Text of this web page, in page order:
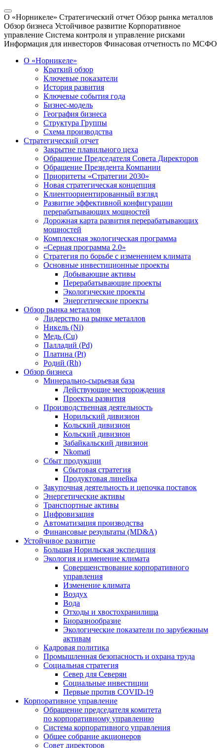
О «Норникеле» Стратегический отчет Обзор рынка металлов
Обзор бизнеса Устойчивое развитие Корпоративное
управление Система контроля и управление рисками
Информация для инвесторов Финасовая отчетность по МСФО
О «Норникеле»
Краткий обзор
Ключевые показатели
История развития
Ключевые события года
Бизнес-модель
География бизнеса
Структура Группы
Схема производства
Стратегический отчет
Закрытие плавильного цеха
Обращение Председателя Совета Директоров
Обращение Президента Компании
Приоритеты «Стратегии 2030»
Новая стратегическая концепция
Клиентоориентированный взгляд
Развитие эффективной конфигурации
перерабатывающих мощностей
Дорожная карта развития перерабатывающих
мощностей
Комплексная экологическая программа
«Серная программа 2.0»
Стратегия по борьбе с изменением климата
Основные инвестиционные проекты
Добывающие активы
Перерабатывающие проекты
Экологические проекты
Энергетические проекты
Обзор рынка металлов
Лидерство на рынке металлов
Никель (Ni)
Медь (Cu)
Палладий (Pd)
Платина (Pt)
Родий (Rh)
Обзор бизнеса
Минерально-сырьевая база
Действующие месторождения
Проекты развития
Производственная деятельность
Норильский дивизион
Кольский дивизион
Кольский дивизион
Забайкальский дивизион
Nkomati
Сбыт продукции
Сбытовая стратегия
Продуктовая линейка
Закупочная деятельность и цепочка поставок
Энергетические активы
Транспортные активы
Цифровизация
Автоматизация производства
Финансовые результаты (MD&A)
Устойчивое развитие
Большая Норильская экспедиция
Экология и изменение климата
Совершенствование корпоративного
управления
Изменение климата
Воздух
Вода
Отходы и хвостохранилища
Биоразнообразие
Экологические показатели по зарубежным
активам
Кадровая политика
Промышленная безопасность и охрана труда
Социальная стратегия
Север для Северян
Социальные инвестиции
Первые против COVID‑19
Корпоративное управление
Обращение председателя комитета
по корпоративному управлению
Система корпоративного управления
Общее собрание акционеров
Совет директоров